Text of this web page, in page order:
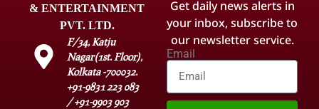
& ENTERTAINMENT
PVT. LTD.
F/34, Katju
Nagar(1st. Floor),
Kolkata -700032.
+91-9831 223 083
/ +91-9903 903
Get daily news alerts in
your inbox, subscribe to
our newsletter service.
Email